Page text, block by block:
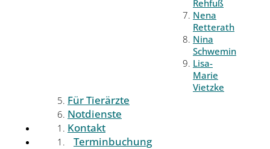
Rehfuß
Nena
Retterath
Nina
Schwemin
Lisa-
Marie
Vietzke
Für Tierärzte
Notdienste
Kontakt
Terminbuchung